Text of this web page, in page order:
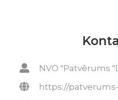
NVO "Patvērums
https://